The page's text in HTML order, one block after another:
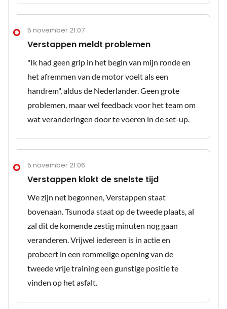
5 november 21:07
Verstappen meldt problemen
"Ik had geen grip in het begin van mijn ronde en
het afremmen van de motor voelt als een
handrem", aldus de Nederlander. Geen grote
problemen, maar wel feedback voor het team om
wat veranderingen door te voeren in de set-up.
5 november 21:06
Verstappen klokt de snelste tijd
We zijn net begonnen, Verstappen staat
bovenaan. Tsunoda staat op de tweede plaats, al
zal dit de komende zestig minuten nog gaan
veranderen. Vrijwel iedereen is in actie en
probeert in een rommelige opening van de
tweede vrije training een gunstige positie te
vinden op het asfalt.